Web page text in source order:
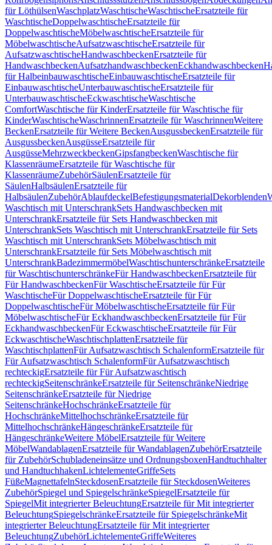
für LöthülsenWaschplatzWaschtischeWaschtischeErsatzteile für
WaschtischeDoppelwaschtischeErsatzteile für
DoppelwaschtischeMöbelwaschtischeErsatzteile für
MöbelwaschtischeAufsatzwaschtischeErsatzteile für
AufsatzwaschtischeHandwaschbeckenErsatzteile für
HandwaschbeckenAufsatzhandwaschbeckenEckhandwaschbecken
für HalbeinbauwaschtischeEinbauwaschtischeErsatzteile für
EinbauwaschtischeUnterbauwaschtischeErsatzteile für
UnterbauwaschtischeEckwaschtischeWaschtische
ComfortWaschtische für KinderErsatzteile für Waschtische für
KinderWaschtischeWaschrinnenErsatzteile für WaschrinnenWeitere
BeckenErsatzteile für Weitere BeckenAusgussbeckenErsatzteile für
AusgussbeckenAusgüsseErsatzteile für
AusgüsseMehrzweckbeckenGipsfangbeckenWaschtische für
KlassenräumeErsatzteile für Waschtische für
KlassenräumeZubehörSäulenErsatzteile für
SäulenHalbsäulenErsatzteile für
HalbsäulenZubehörAblaufdeckelBefestigungsmaterialDekorblenden
Waschtisch mit UnterschrankSets Handwaschbecken mit
UnterschrankErsatzteile für Sets Handwaschbecken mit
UnterschrankSets Waschtisch mit UnterschrankErsatzteile für Sets
Waschtisch mit UnterschrankSets Möbelwaschtisch mit
UnterschrankErsatzteile für Sets Möbelwaschtisch mit
UnterschrankBadezimmermöbelWaschtischunterschränkeErsatzteile
für WaschtischunterschränkeFür HandwaschbeckenErsatzteile für
Für HandwaschbeckenFür WaschtischeErsatzteile für Für
WaschtischeFür DoppelwaschtischeErsatzteile für Für
DoppelwaschtischeFür MöbelwaschtischeErsatzteile für Für
MöbelwaschtischeFür EckhandwaschbeckenErsatzteile für Für
EckhandwaschbeckenFür EckwaschtischeErsatzteile für Für
EckwaschtischeWaschtischplattenErsatzteile für
WaschtischplattenFür Aufsatzwaschtisch SchalenformErsatzteile für
Für Aufsatzwaschtisch SchalenformFür Aufsatzwaschtisch
rechteckigErsatzteile für Für Aufsatzwaschtisch
rechteckigSeitenschränkeErsatzteile für SeitenschränkeNiedrige
SeitenschränkeErsatzteile für Niedrige
SeitenschränkeHochschränkeErsatzteile für
HochschränkeMittelhochschränkeErsatzteile für
MittelhochschränkeHängeschränkeErsatzteile für
HängeschränkeWeitere MöbelErsatzteile für Weitere
MöbelWandablagenErsatzteile für WandablagenZubehörErsatzteile
für ZubehörSchubladeneinsätze und OrdnungsboxenHandtuchhalter
und HandtuchhakenLichtelementeGriffeSets
FüßeMagnettafelnSteckdosenErsatzteile für SteckdosenWeiteres
ZubehörSpiegel und SpiegelschränkeSpiegelErsatzteile für
SpiegelMit integrierter BeleuchtungErsatzteile für Mit integrierter
BeleuchtungSpiegelschränkeErsatzteile für SpiegelschränkeMit
integrierter BeleuchtungErsatzteile für Mit integrierter
BeleuchtungZubehörLichtelementeGriffeWeiteres